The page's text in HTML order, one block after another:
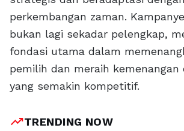
perkembangan zaman.
bukan lagi sekadar pelengkap,
fondasi utama dalam
pemilih dan meraih kemenangan
yang semakin kompetitif.
trending_upTRENDING NOW